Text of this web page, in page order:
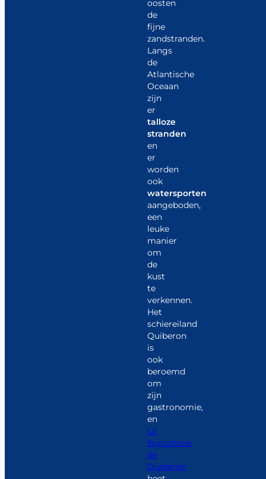
oosten
de
fijne
zandstranden.
Langs
de
Atlantische
Oceaan
zijn
er
talloze
stranden
en
er
worden
ook
watersporten
aangeboden,
een
leuke
manier
om
de
kust
te
verkennen.
Het
schiereiland
Quiberon
is
ook
beroemd
om
zijn
gastronomie,
en
La
Biscuiterie
de
Quiberon